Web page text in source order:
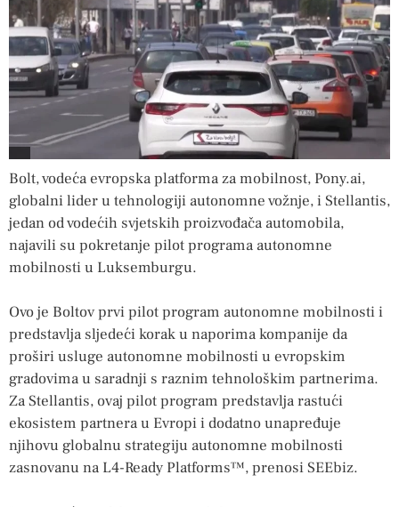
Bolt, vodeća evropska platforma za mobilnost, Pony.ai,
globalni lider u tehnologiji autonomne vožnje, i Stellantis,
jedan od vodećih svjetskih proizvođača automobila,
najavili su pokretanje pilot programa autonomne
mobilnosti u Luksemburgu.
Ovo je Boltov prvi pilot program autonomne mobilnosti i
predstavlja sljedeći korak u naporima kompanije da
proširi usluge autonomne mobilnosti u evropskim
gradovima u saradnji s raznim tehnološkim partnerima.
Za Stellantis, ovaj pilot program predstavlja rastući
ekosistem partnera u Evropi i dodatno unapređuje
njihovu globalnu strategiju autonomne mobilnosti
zasnovanu na L4-Ready Platforms™, prenosi SEEbiz.